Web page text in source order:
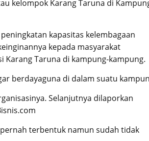
kelompok Karang Taruna di
kapasitas kelembagaan
kepada masyarakat
Taruna di kampung-kampung.
berdayaguna di dalam suatu
Selanjutnya dilaporkan
terbentuk namun sudah tidak